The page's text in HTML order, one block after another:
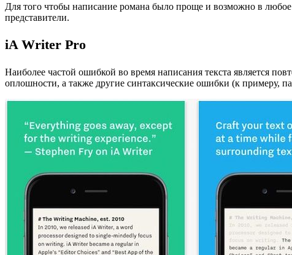
Для того чтобы написание романа было проще и возможно в
представители.
iA Writer Pro
Наиболее частой ошибкой во время написания текста является
оплошности, а также другие синтаксические ошибки (к примеру,